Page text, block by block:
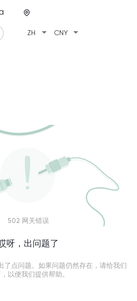
ZH arrow_drop_down CNY arrow_drop_down
502 网关错误
呀，出问题了
了点问题。如果问题仍然存在，请给我们
以便我们提供帮助。